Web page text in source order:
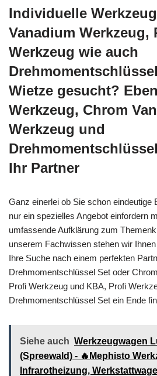
Individuelle
Vanadium Werkzeug,
Werkzeug wie auch
Wietze gesucht?
Werkzeug, Chrom
Werkzeug und
Ihr Partner
Ganz einerlei ob Sie schon eindeutige
nur ein spezielles Angebot einfordern
umfassende Aufklärung zum
unserem Fachwissen stehen wir
Ihre Suche nach einem perfekten
Drehmomentschlüssel Set oder
Profi Werkzeug und KBA, Profi
Drehmomentschlüssel Set ein Ende
Siehe auch Werkzeugwagen
(Spreewald) - 🔥Mephisto
Infrarotheizung,